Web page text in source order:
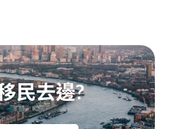
民去邊?